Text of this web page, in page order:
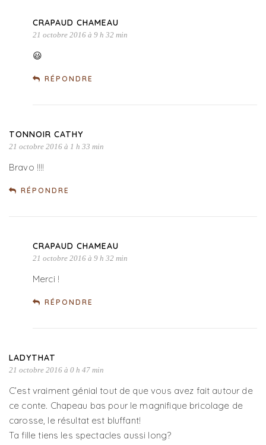
CRAPAUD CHAMEAU
21 octobre 2016 à 9 h 32 min
😃
RÉPONDRE
TONNOIR CATHY
21 octobre 2016 à 1 h 33 min
Bravo !!!!
RÉPONDRE
CRAPAUD CHAMEAU
21 octobre 2016 à 9 h 32 min
Merci !
RÉPONDRE
LADYTHAT
21 octobre 2016 à 0 h 47 min
C’est vraiment génial tout de que vous avez fait autour de
ce conte. Chapeau bas pour le magnifique bricolage de
carosse, le résultat est bluffant!
Ta fille tiens les spectacles aussi long?